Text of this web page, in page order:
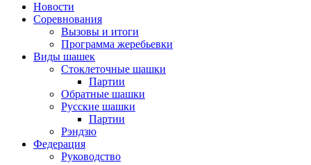
Новости
Соревнования
Вызовы и итоги
Программа жеребьевки
Виды шашек
Стоклеточные шашки
Партии
Обратные шашки
Русские шашки
Партии
Рэндзю
Федерация
Руководство